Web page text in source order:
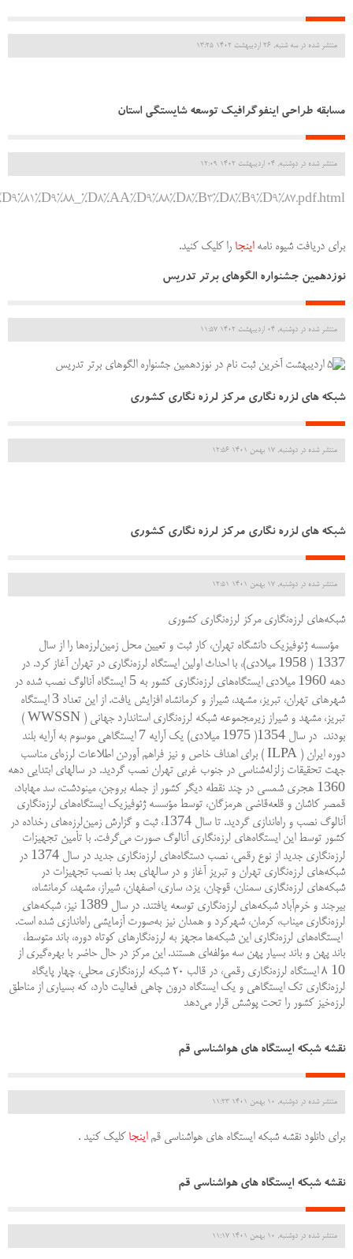
منتشر شده در سه شنبه, 26 ارديبهشت 1402 13:25
مسابقه طراحی اینفوگرافیک توسعه شایستگی استان
منتشر شده در دوشنبه, 04 ارديبهشت 1402 12:09
برای دریافت شیوه نامهاینجا را کلیک کنید.
نوزدهمین جشنواره الگوهای برتر تدریس
منتشر شده در دوشنبه, 04 ارديبهشت 1402 11:57
شبکه های لزره نگاری مرکز لرزه نگاری کشوری
منتشر شده در دوشنبه, 17 بهمن 1401 12:56
شبکه های لزره نگاری مرکز لرزه نگاری کشوری
منتشر شده در دوشنبه, 17 بهمن 1401 12:51
شبكه‌هاي لرزه‌نگاري مركز لرزه‌نگاري كشوري
مؤسسه ژئوفيزيك دانشگاه تهران، كار ثبت و تعيين محل زمين‌لرزه‌ها را از سال
1337
(
1958 ميلادي)، با احداث اولين ايستگاه لرزه‌نگاري در تهران آغاز كرد. در
دهه 1960 ميلادي ايستگاه‌هاي لرزه‌نگاري كشور به 5 ايستگاه آنالوگ نصب شده در
شهرهاي تهران، تبريز، مشهد، شيراز و كرمانشاه افزايش يافت. از اين تعداد 3 ايستگاه
تبريز، مشهد و شيراز زيرمجموعه شبكه لرزه‌نگاري استاندارد جهاني ( WWSSN
)
بودند. در سال 1354
(
1975 ميلادي) يك آرايه 7 ايستگاهي موسوم به آرايه بلند
دوره ايران ( ILPA ) براي اهداف خاص و نيز فراهم آوردن اطلاعات لرزه‌اي مناسب
جهت تحقيقات زلزله‌شناسي در جنوب غربي تهران نصب گرديد. در سالهاي ابتدايي دهه
1360 هجري شمسي در چند نقطه ديگر كشور از جمله بروجن، مينودشت، سد مهاباد،
قمصر كاشان و قلعه‌قاضي هرمزگان، توسط مؤسسه ژئوفيزيك ايستگاه‌هاي لرزه‌نگاري
آنالوگ نصب و راه‌اندازي گرديد. تا سال 1374، ثبت و گزارش زمين‌لرزه‌هاي رخداده در
كشور توسط اين ايستگاه‌هاي لرزه‌نگاري آنالوگ صورت مي‌گرفت. با تأمين تجهيزات
لرزه‌نگاري جديد از نوع رقمي، نصب دستگاه‌هاي لرزه‌نگاري جديد در سال 1374 در
شبكه‌هاي لرزه‌نگاري تهران و تبريز آغاز و در سالهاي بعد با نصب تجهيزات در
شبكه‌هاي لرزه‌نگاري سمنان، قوچان، يزد، ساري، اصفهان، شيراز، مشهد، كرمانشاه،
بيرجند و خرم‌آباد شبكه‌هاي لرزه‌نگاري توسعه يافتند. در سال 1389 نيز، شبكه‌هاي
لرزه‌نگاري ميناب، كرمان، شهركرد و همدان نيز به‌صورت آزمايشي راه‌اندازي شده است.
ايستگاه‌هاي لرزه‌نگاري اين شبكه‌ها مجهز به لرزه‌نگارهاي كوتاه دوره، باند متوسط،
باند پهن و باند بسيار پهن سه مؤلفه‌اي هستند. اين مركز در حال حاضر با بهره‌گيري از
10
8 ايستگاه لرزه‌نگاري رقمی، در قالب 20 شبكه لرزه‌نگاري محلی، چهار پايگاه
لرزه‌نگاري تك ايستگاهي و یک ايستگاه درون چاهي فعاليت دارد، كه بسیاری از مناطق
لرزه‌خیز كشور را تحت پوشش قرار مي‌دهد
نقشه شبکه ایستگاه های هواشناسی قم
منتشر شده در دوشنبه, 10 بهمن 1401 11:23
برای دانلود نقشه شبکه ایستگاه های هواشناسی قماینجا کلیک کنید .
نقشه شبکه ایستگاه های هواشناسی قم
منتشر شده در دوشنبه, 10 بهمن 1401 11:17